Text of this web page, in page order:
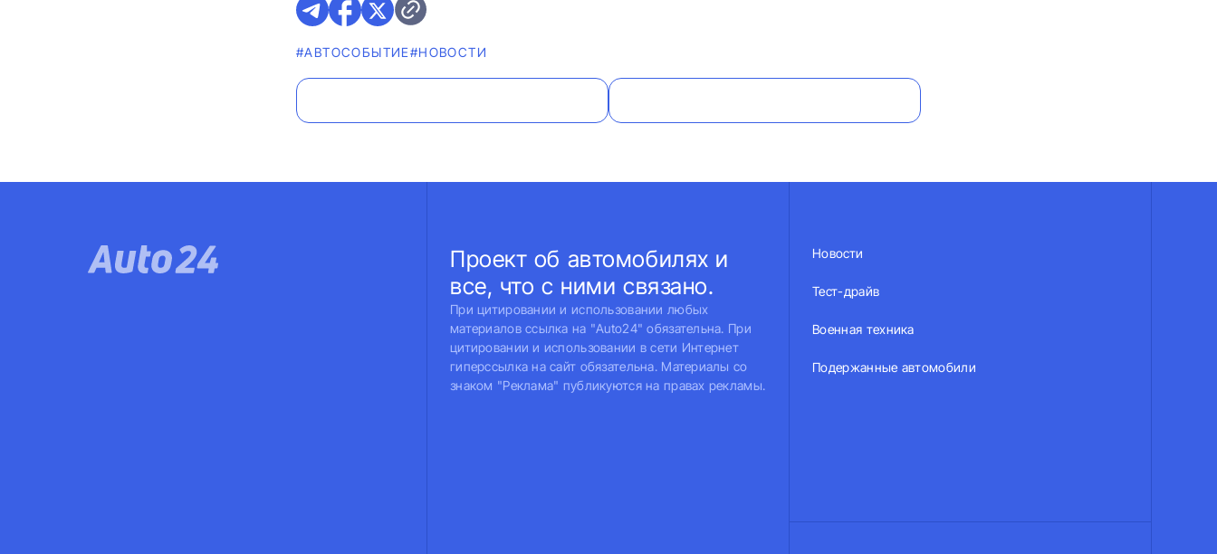
#АВТОСОБЫТИЕ#НОВОСТИ
Проект об автомобилях и
все, что с ними связано.
При цитировании и использовании любых
материалов ссылка на "Auto24" обязательна. При
цитировании и использовании в сети Интернет
гиперссылка на сайт обязательна. Материалы со
знаком "Реклама" публикуются на правах рекламы.
Новости
Тест-драйв
Военная техника
Подержанные автомобили